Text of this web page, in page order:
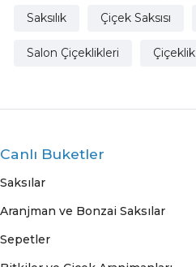
Saksılık Çiçek Saksısı
Salon Çiçeklikleri Çiçeklik
Canlı Buketler
Saksılar
Aranjman ve Bonzai Saksılar
Sepetler